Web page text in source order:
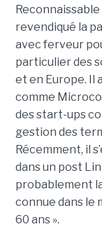
revendiqué la
avec ferveur
particulier des
et en Europe. Il
comme
des start-ups
gestion des
Récemment, il
dans un post
probablement
connue dans le
60 ans ».